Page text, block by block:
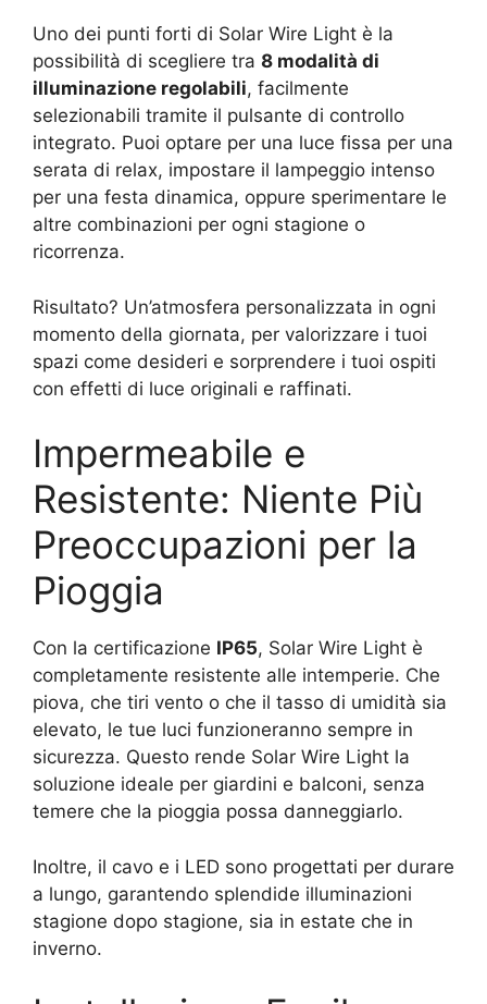
Uno dei punti forti di Solar Wire Light è la
possibilità di scegliere tra 8 modalità di
illuminazione regolabili, facilmente
selezionabili tramite il pulsante di controllo
integrato. Puoi optare per una luce fissa per una
serata di relax, impostare il lampeggio intenso
per una festa dinamica, oppure sperimentare le
altre combinazioni per ogni stagione o
ricorrenza.
Risultato? Un’atmosfera personalizzata in ogni
momento della giornata, per valorizzare i tuoi
spazi come desideri e sorprendere i tuoi ospiti
con effetti di luce originali e raffinati.
Impermeabile e
Resistente: Niente Più
Preoccupazioni per la
Pioggia
Con la certificazione IP65, Solar Wire Light è
completamente resistente alle intemperie. Che
piova, che tiri vento o che il tasso di umidità sia
elevato, le tue luci funzioneranno sempre in
sicurezza. Questo rende Solar Wire Light la
soluzione ideale per giardini e balconi, senza
temere che la pioggia possa danneggiarlo.
Inoltre, il cavo e i LED sono progettati per durare
a lungo, garantendo splendide illuminazioni
stagione dopo stagione, sia in estate che in
inverno.